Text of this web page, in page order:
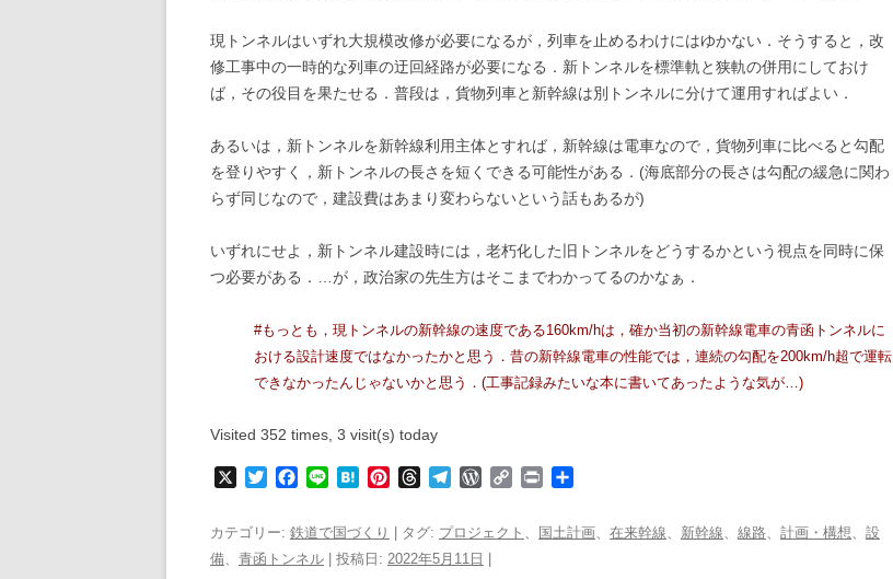
現トンネルはいずれ大規模改修が必要になるが，列車を止めるわけにはゆかない．そうすると，改
修工事中の一時的な列車の迂回経路が必要になる．新トンネルを標準軌と狭軌の併用にしておけ
ば，その役目を果たせる．普段は，貨物列車と新幹線は別トンネルに分けて運用すればよい．
あるいは，新トンネルを新幹線利用主体とすれば，新幹線は電車なので，貨物列車に比べると勾配
を登りやすく，新トンネルの長さを短くできる可能性がある．(海底部分の長さは勾配の緩急に関わ
らず同じなので，建設費はあまり変わらないという話もあるが)
いずれにせよ，新トンネル建設時には，老朽化した旧トンネルをどうするかという視点を同時に保
つ必要がある．…が，政治家の先生方はそこまでわかってるのかなぁ．
#もっとも，現トンネルの新幹線の速度である160km/hは，確か当初の新幹線電車の青函トンネルに
おける設計速度ではなかったかと思う．昔の新幹線電車の性能では，連続の勾配を200km/h超で運転
できなかったんじゃないかと思う．(工事記録みたいな本に書いてあったような気が…)
Visited 352 times, 3 visit(s) today
t
e
b
e
H
e
n
e
e
a
e
g
W
d
P
C
y
n
カテゴリー: 鉄道で国づくり | タグ: プロジェクト 、 国土計画、 在来幹線、 新幹線、 線路、 計画・構想、 設
備、 青函トンネル | 投稿日: 2022年5月11日